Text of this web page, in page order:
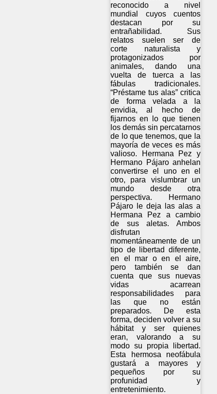
reconocido a nivel
mundial cuyos cuentos
destacan por su
entrañabilidad. Sus
relatos suelen ser de
corte naturalista y
protagonizados por
animales, dando una
vuelta de tuerca a las
fábulas tradicionales.
“Préstame tus alas” critica
de forma velada a la
envidia, al hecho de
fijarnos en lo que tienen
los demás sin percatarnos
de lo que tenemos, que la
mayoría de veces es más
valioso. Hermana Pez y
Hermano Pájaro anhelan
convertirse el uno en el
otro, para vislumbrar un
mundo desde otra
perspectiva. Hermano
Pájaro le deja las alas a
Hermana Pez a cambio
de sus aletas. Ambos
disfrutan
momentáneamente de un
tipo de libertad diferente,
en el mar o en el aire,
pero también se dan
cuenta que sus nuevas
vidas acarrean
responsabilidades para
las que no están
preparados. De esta
forma, deciden volver a su
hábitat y ser quienes
eran, valorando a su
modo su propia libertad.
Esta hermosa neofábula
gustará a mayores y
pequeños por su
profunidad y
entretenimiento.